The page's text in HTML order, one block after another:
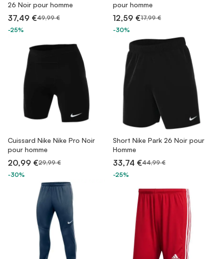
26 Noir pour homme
37,49 €49,99 €
-25%
pour homme
12,59 €17,99 €
-30%
Cuissard Nike Nike Pro Noir
pour homme
20,99 €29,99 €
-30%
Short Nike Park 26 Noir pour
Homme
33,74 €44,99 €
-25%